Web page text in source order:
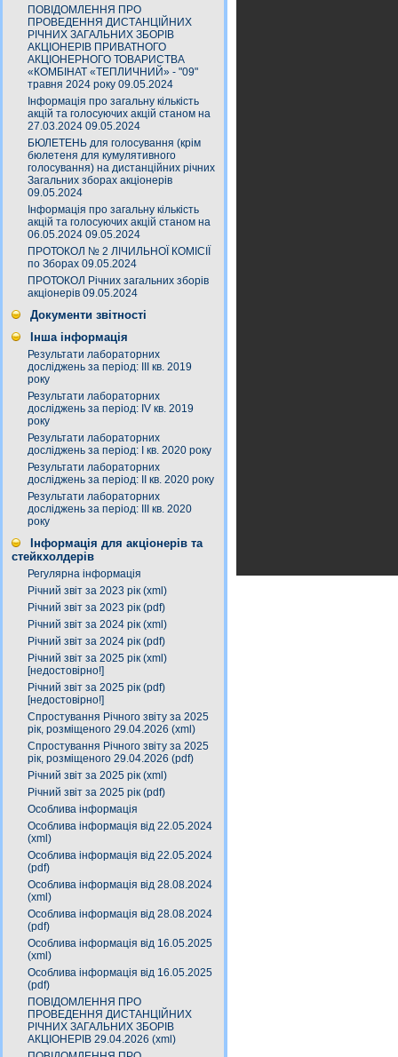
ПОВІДОМЛЕННЯ ПРО
ПРОВЕДЕННЯ ДИСТАНЦІЙНИХ
РІЧНИХ ЗАГАЛЬНИХ ЗБОРІВ
АКЦІОНЕРІВ ПРИВАТНОГО
АКЦІОНЕРНОГО ТОВАРИСТВА
«КОМБІНАТ «ТЕПЛИЧНИЙ» - "09"
травня 2024 року 09.05.2024
Інформація про загальну кількість
акцій та голосуючих акцій станом на
27.03.2024 09.05.2024
БЮЛЕТЕНЬ для голосування (крім
бюлетеня для кумулятивного
голосування) на дистанційних річних
Загальних зборах акціонерів
09.05.2024
Інформація про загальну кількість
акцій та голосуючих акцій станом на
06.05.2024 09.05.2024
ПРОТОКОЛ № 2 ЛІЧИЛЬНОЇ КОМІСІЇ
по Зборах 09.05.2024
ПРОТОКОЛ Річних загальних зборів
акціонерів 09.05.2024
Документи звітності
Інша інформація
Результати лабораторних
досліджень за період: III кв. 2019
року
Результати лабораторних
досліджень за період: IV кв. 2019
року
Результати лабораторних
досліджень за період: I кв. 2020 року
Результати лабораторних
досліджень за період: ІI кв. 2020 року
Результати лабораторних
досліджень за період: ІІІ кв. 2020
року
Інформація для акціонерів та
стейкхолдерів
Регулярна інформація
Річний звіт за 2023 рік (xml)
Річний звіт за 2023 рік (pdf)
Річний звіт за 2024 рік (xml)
Річний звіт за 2024 рік (pdf)
Річний звіт за 2025 рік (xml)
[недостовірно!]
Річний звіт за 2025 рік (pdf)
[недостовірно!]
Спростування Річного звіту за 2025
рік, розміщеного 29.04.2026 (xml)
Спростування Річного звіту за 2025
рік, розміщеного 29.04.2026 (pdf)
Річний звіт за 2025 рік (xml)
Річний звіт за 2025 рік (pdf)
Особлива інформація
Особлива інформація від 22.05.2024
(xml)
Особлива інформація від 22.05.2024
(pdf)
Особлива інформація від 28.08.2024
(xml)
Особлива інформація від 28.08.2024
(pdf)
Особлива інформація від 16.05.2025
(xml)
Особлива інформація від 16.05.2025
(pdf)
ПОВІДОМЛЕННЯ ПРО
ПРОВЕДЕННЯ ДИСТАНЦІЙНИХ
РІЧНИХ ЗАГАЛЬНИХ ЗБОРІВ
АКЦІОНЕРІВ 29.04.2026 (xml)